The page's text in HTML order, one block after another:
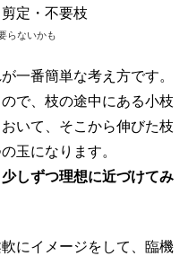
らないかも
一番簡単な考え方です。
で、枝の途中にある小枝
いて、そこから伸びた枝
玉になります。
しずつ理想に近づけてみ
にイメージをして、臨機